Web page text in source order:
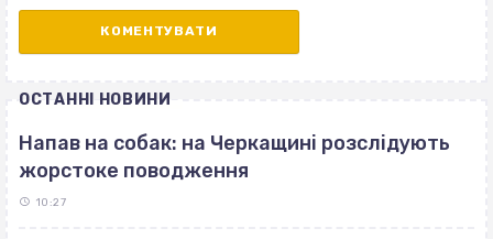
ОСТАННІ НОВИНИ
Напав на собак: на Черкащині розслідують
жорстоке поводження
10:27